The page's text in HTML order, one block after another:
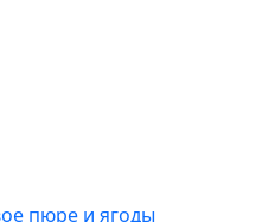
пюре и ягоды